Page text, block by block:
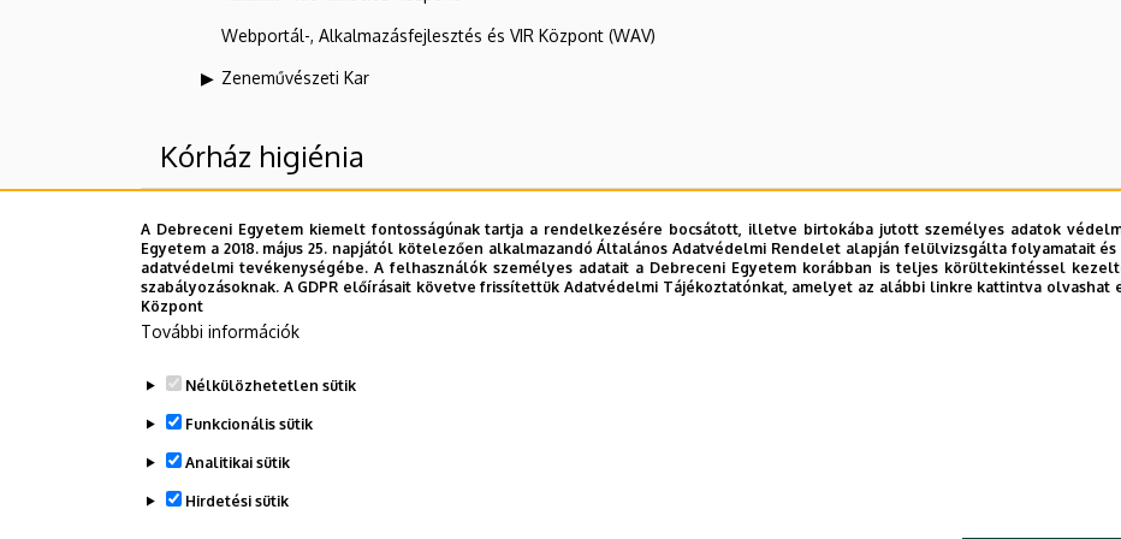
Webportál-, Alkalmazásfejlesztés és VIR Központ (WAV)
Zeneművészeti Kar
Kórház higiénia
Felettes szervezeti egységek
Debreceni Egyetem
GTIC Egyéb campus szervezeti egységek
Dolgozói adatmódosítás igénylése a DE telefonkönyvében
A Debreceni Egyetem kiemelt fontosságúnak tartja a rendelkezésére bocsátott, illetve birtokába jutott személyes adatok
Egyetem a 2018. május 25. napjától kötelezően alkalmazandó Általános Adatvédelmi Rendelet alapján felülvizsgálta folyamatait
adatvédelmi tevékenységébe. A felhasználók személyes adatait a Debreceni Egyetem korábban is teljes körültekintéssel
szabályozásoknak. A GDPR előírásait követve frissítettük Adatvédelmi Tájékoztatónkat, amelyet az alábbi linkre kattintva olvashat
Központ
További információk
Nélkülözhetetlen sütik
Funkcionális sütik
Analitikai sütik
Hirdetési sütik